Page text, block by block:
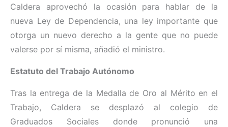
Caldera aprovechó la ocasión para hablar de la
nueva Ley de Dependencia, una ley importante que
otorga un nuevo derecho a la gente que no puede
valerse por sí misma, añadió el ministro.
Estatuto del Trabajo Autónomo
Tras la entrega de la Medalla de Oro al Mérito en el
Trabajo, Caldera se desplazó al colegio de
Graduados Sociales donde pronunció una